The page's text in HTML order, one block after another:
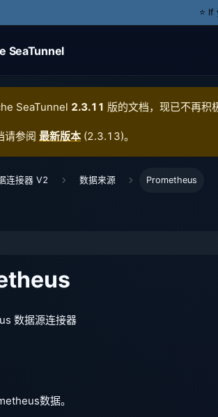
⭐️
SeaTunnel
SeaTunnel 2.3.11 版的文档，现已不再积
请参阅 最新版本 (2.3.13)。
连接器 V2 数据来源 Prometheus
数据源连接器
数据。